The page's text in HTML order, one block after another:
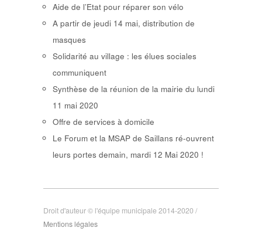
Aide de l’Etat pour réparer son vélo
A partir de jeudi 14 mai, distribution de
masques
Solidarité au village : les élues sociales
communiquent
Synthèse de la réunion de la mairie du lundi
11 mai 2020
Offre de services à domicile
Le Forum et la MSAP de Saillans ré-ouvrent
leurs portes demain, mardi 12 Mai 2020 !
Droit d'auteur © l'équipe municipale 2014-2020 /
Mentions légales